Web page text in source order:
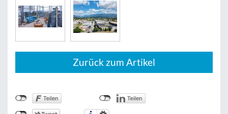
Zurück zum Artikel